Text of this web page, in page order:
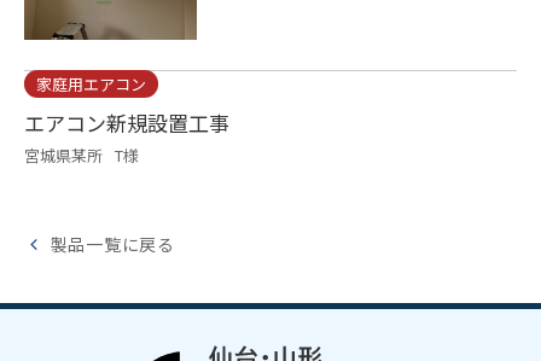
家庭用エアコン
エアコン新規設置工事
宮城県某所 T様
製品一覧に戻る